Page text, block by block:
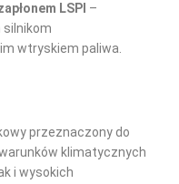
LSPI –
silnikom
wtryskiem paliwa.
przeznaczony do
klimatycznych
i wysokich